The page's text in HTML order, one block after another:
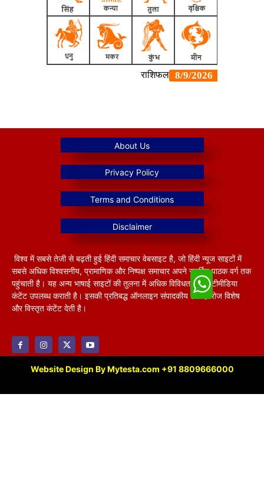
विश्व में सबसे तेजी से बढ़ती हुई हिंदी समाचार वेबसाइट है, जो हिंदी न्यूज साइटों में
सबसे अधिक विश्वसनीय, प्रामाणिक और निष्पक्ष समाचार अपने समर्पित पाठक वर्ग तक
पहुंचाती है। यह अन्य भाषाई साइटों की तुलना में अधिक विविधतापूर्ण मल्टीमीडिया
कंटेंट उपलब्ध कराती है। इसकी प्रतिबद्ध ऑनलाइन संपादकीय टीम हररोज विशेष
और विस्तृत कंटेंट देती है।
Website Design By Mytesta.com +91 8809666000